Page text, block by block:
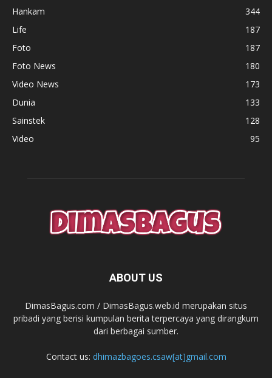
Hankam
344
Life
187
Foto
187
Foto News
180
Video News
173
Dunia
133
Sainstek
128
Video
95
ABOUT US
DimasBagus.com / DimasBagus.web.id merupakan situs
pribadi yang berisi kumpulan berita terpercaya yang dirangkum
dari berbagai sumber.
Contact us: dhimazbagoes.csaw[at]gmail.com